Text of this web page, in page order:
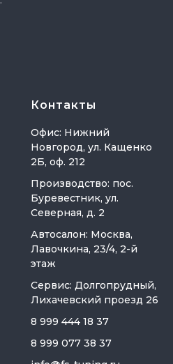
Контакты
Офис: Нижний
Новгород, ул. Кащенко
2Б, оф. 212
Производство: пос.
Буревестник, ул.
Северная, д. 2
Автосалон: Москва,
Лавочкина, 23/4, 2-й
этаж
Сервис: Долгопрудный,
Лихачевский проезд 26
8 999 444 18 37
8 999 077 38 37